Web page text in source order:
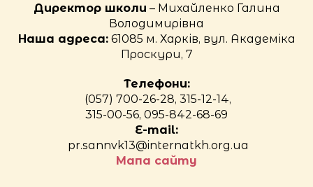
Директор школи – Михайленко Галина
Володимирівна
Наша адреса:61085 м. Харків, вул. Академіка
Проскури, 7
Телефони:
(057) 700-26-28, 315-12-14,
315-00-56, 095-842-68-69
E-mail:
pr.sannvk13@internatkh.org.ua
Мапа сайту